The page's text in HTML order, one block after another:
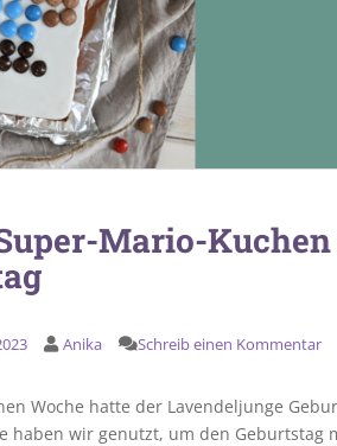
Mario-
Anika Schreib einen Kommentar
Woche hatte der Lavendeljunge
haben wir genutzt, um den Geburtstag